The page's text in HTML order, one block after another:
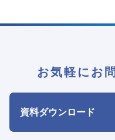
お気軽にお
資料ダウンロード